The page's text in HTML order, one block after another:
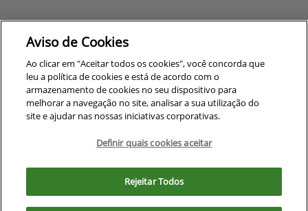
CNPJ: 00.970.771/0005-35
No trânsito, enxergar o outro
Desenvolvido pela DEALERSPACE ® Direitos Reservados.
. Ao seguir com a navegação e visita você
concorda com nossas políticas.
Aviso de Cookies
Ao clicar em "Aceitar todos os cookies", você concorda que
leu a política de cookies e está de acordo com o
armazenamento de cookies no seu dispositivo para
melhorar a navegação no site, analisar a sua utilização do
site e ajudar nas nossas iniciativas corporativas.
Definir quais cookies aceitar
Rejeitar Todos